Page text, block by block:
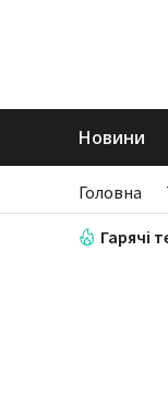
Новини
Головна
Гарячі